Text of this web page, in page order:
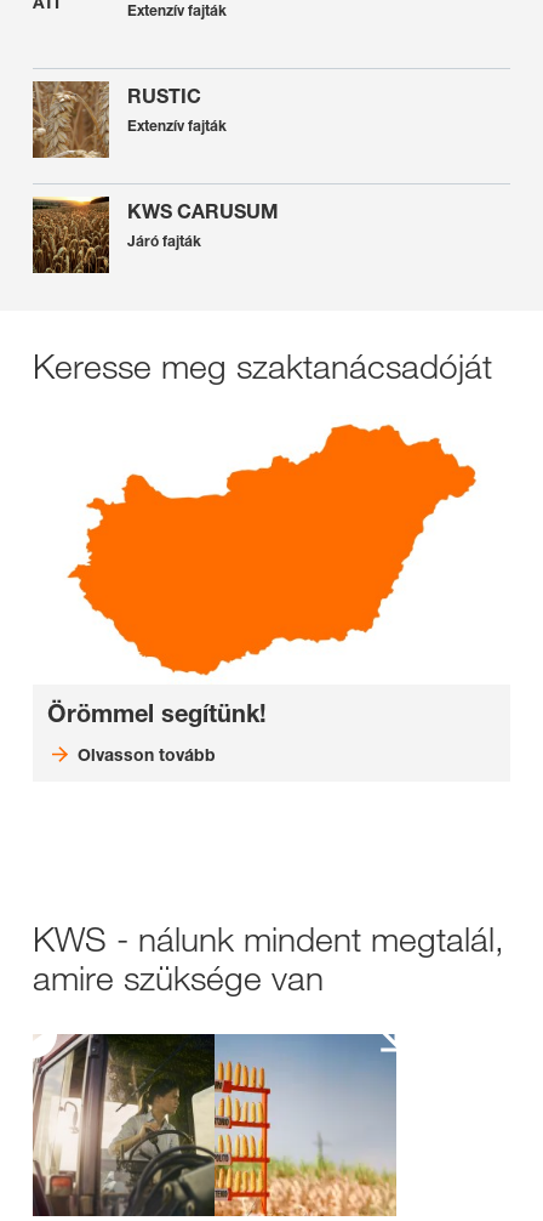
Extenzív fajták
RUSTIC
Extenzív fajták
KWS CARUSUM
Járó fajták
Keresse meg szaktanácsadóját
Örömmel segítünk!
Olvasson tovább
KWS - nálunk mindent megtalál,
amire szüksége van